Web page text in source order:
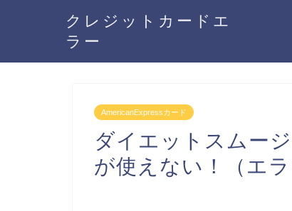
クレジットカードエ
ラー
AmericanExpressカード
ダイエットスムー
が使えない！（エラ